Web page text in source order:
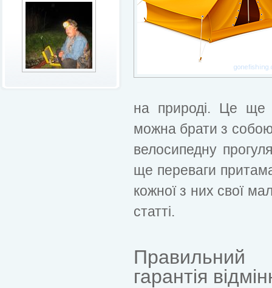
на природі. Це ще
можна брати з
велосипедну
ще переваги
кожної з них свої
статті.
гарантія